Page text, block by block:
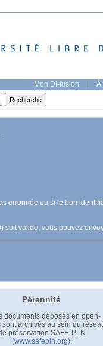
Mon DI-fusion | À
erronnée ou si le bon
soit valide, vous pouvez
Pérennité
documents déposés en open-
sont archivés au sein du
préservation SAFE-PLN
(www.safepln.org).